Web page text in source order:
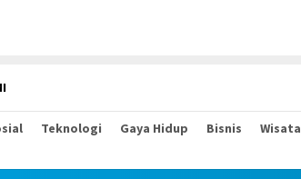
Teknologi Gaya Hidup Bisnis Wisata